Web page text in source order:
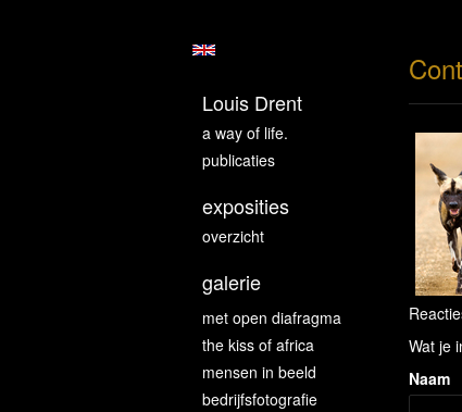
Wat je
Naam
Louis Drent
a way of life.
publicaties
exposities
overzicht
galerie
met open diafragma
the kiss of africa
mensen in beeld
bedrijfsfotografie